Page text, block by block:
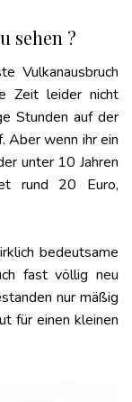
sehen ?
Vulkanausbruch
Zeit leider nicht
Stunden auf der
Aber wenn ihr ein
unter 10 Jahren
rund 20 Euro,
bedeutsame
fast völlig neu
nur mäßig
für einen kleinen